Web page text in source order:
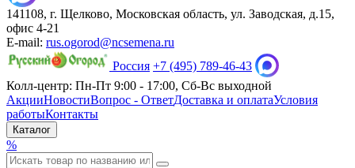
141108, г. Щелково, Московская область, ул. Заводская, д.15,
офис 4-21
E-mail: rus.ogorod@ncsemena.ru
Россия +7 (495) 789-46-43
Колл-центр: Пн-Пт 9:00 - 17:00, Сб-Вс выходной
АкцииНовостиВопрос - ОтветДоставка и оплатаУсловия
работыКонтакты
Каталог
%